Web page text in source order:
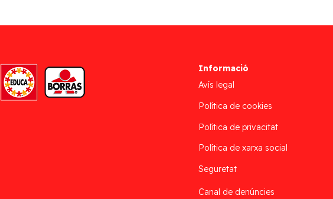
Informació
Avís legal
Política de cookies
Política de privacitat
Política de xarxa social
Seguretat
Canal de denúncies